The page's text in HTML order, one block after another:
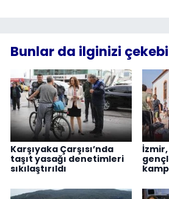
Bunlar da ilginizi
Karşıyaka Çarşısı’nda
taşıt yasağı denetimleri
sıkılaştırıldı